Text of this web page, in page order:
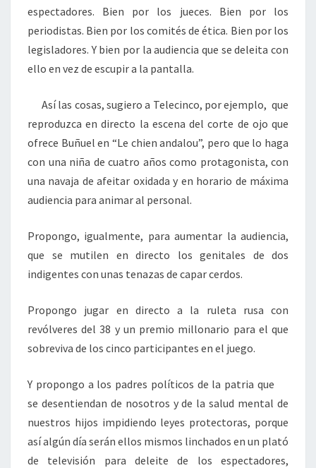
espectadores. Bien por los jueces. Bien por los
periodistas. Bien por los comités de ética. Bien por los
legisladores. Y bien por la audiencia que se deleita con
ello en vez de escupir a la pantalla.
Así las cosas, sugiero a Telecinco, por ejemplo, que
reproduzca en directo la escena del corte de ojo que
ofrece Buñuel en “Le chien andalou”, pero que lo haga
con una niña de cuatro años como protagonista, con
una navaja de afeitar oxidada y en horario de máxima
audiencia para animar al personal.
Propongo, igualmente, para aumentar la audiencia,
que se mutilen en directo los genitales de dos
indigentes con unas tenazas de capar cerdos.
Propongo jugar en directo a la ruleta rusa con
revólveres del 38 y un premio millonario para el que
sobreviva de los cinco participantes en el juego.
Y propongo a los padres políticos de la patria que
se desentiendan de nosotros y de la salud mental de
nuestros hijos impidiendo leyes protectoras, porque
así algún día serán ellos mismos linchados en un plató
de televisión para deleite de los espectadores,